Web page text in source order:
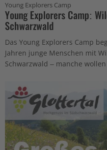
Young Explorers Camp
Young Explorers Camp:
Schwarzwald
Das Young Explorers Camp
Jahren junge Menschen mit
Schwarzwald – manche